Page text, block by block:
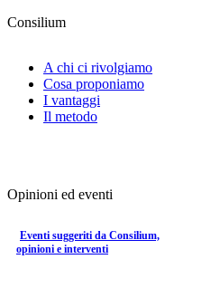
Consilium
A chi ci rivolgiamo
Cosa proponiamo
I vantaggi
Il metodo
Opinioni ed eventi
Eventi suggeriti da Consilium,
opinioni e interventi